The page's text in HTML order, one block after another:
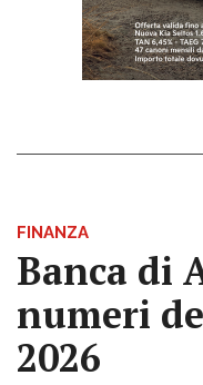
FINANZA
Banca di
numeri
2026